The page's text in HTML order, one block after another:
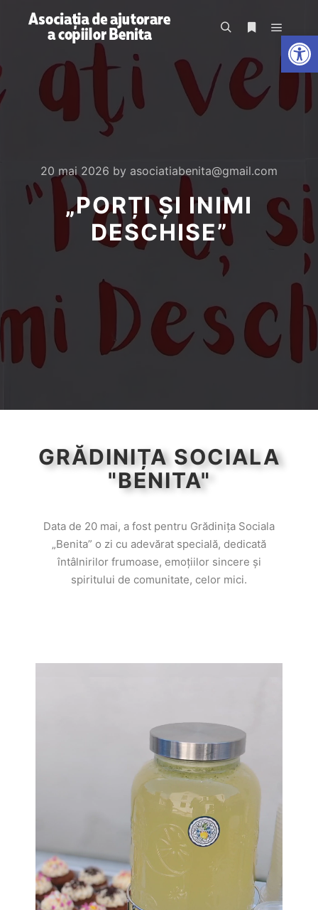
20 mai 2026 by asociatiabenita@gmail.com
„PORȚI ȘI INIMI
DESCHISE”
GRĂDINIȚA SOCIALA
"BENITA"
Data de 20 mai, a fost pentru Grădinița Sociala
„Benita” o zi cu adevărat specială, dedicată
întâlnirilor frumoase, emoțiilor sincere și
spiritului de comunitate, celor mici.